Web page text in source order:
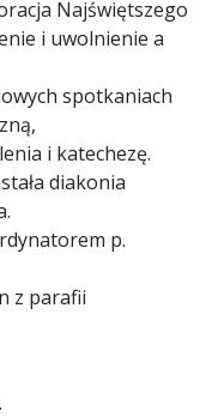
Najświętszego
i uwolnienie a
spotkaniach
i katechezę.
diakonia
p.
z parafii